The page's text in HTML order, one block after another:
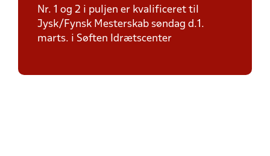
Nr. 1 og 2 i puljen er kvalificeret til
Jysk/Fynsk Mesterskab søndag d.1.
marts. i Søften Idrætscenter